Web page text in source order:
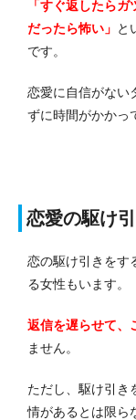
「すぐ返したら
だったら怖い」 と
です。
恋愛に自信がない
ずに時間がかかっ
恋愛の駆け
恋の駆け引きをす
る女性もいます。
返信を遅らせて、
ません。
ただし、駆け引き
情があるとは限ら